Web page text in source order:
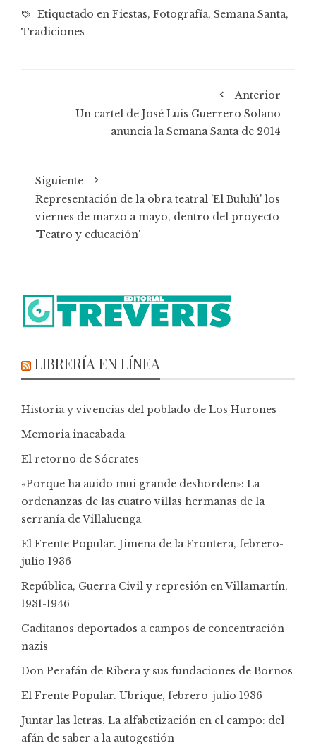
Etiquetado en Fiestas, Fotografía, Semana Santa,
Tradiciones
Anterior
Un cartel de José Luis Guerrero Solano
anuncia la Semana Santa de 2014
Siguiente
Representación de la obra teatral 'El Bululú' los
viernes de marzo a mayo, dentro del proyecto
'Teatro y educación'
LIBRERÍA EN LÍNEA
Historia y vivencias del poblado de Los Hurones
Memoria inacabada
El retorno de Sócrates
«Porque ha auido mui grande deshorden»: La
ordenanzas de las cuatro villas hermanas de la
serranía de Villaluenga
El Frente Popular. Jimena de la Frontera, febrero-
julio 1936
República, Guerra Civil y represión en Villamartín,
1931-1946
Gaditanos deportados a campos de concentración
nazis
Don Perafán de Ribera y sus fundaciones de Bornos
El Frente Popular. Ubrique, febrero-julio 1936
Juntar las letras. La alfabetización en el campo: del
afán de saber a la autogestión